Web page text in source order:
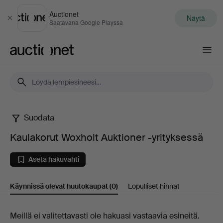
Sulje
Auctionet
Saatavana Google Playssa Näytä
Kaulakorut
Woxholt
Auktioner
Suodata
Kaulakorut Woxholt Auktioner -yrityksessä
Aseta hakuvahti
Käynnissä olevat huutokaupat(0) Lopulliset hinnat
Käynnissä
Meillä ei valitettavasti ole hakuasi vastaavia esineitä.